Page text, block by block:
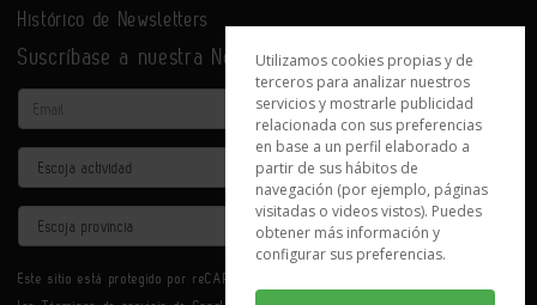
Histórico de Newsletters
Suscríbase a nuestra Newsletter
Email
Actividad
Provincia
Este sitio está protegido por reCAPTCHA y se aplican la
Utilizamos cookies propias y de
terceros para analizar nuestros
servicios y mostrarle publicidad
relacionada con sus preferencias
en base a un perfil elaborado a
partir de sus hábitos de
navegación (por ejemplo, páginas
visitadas o videos vistos). Puedes
obtener más información y
configurar sus preferencias.